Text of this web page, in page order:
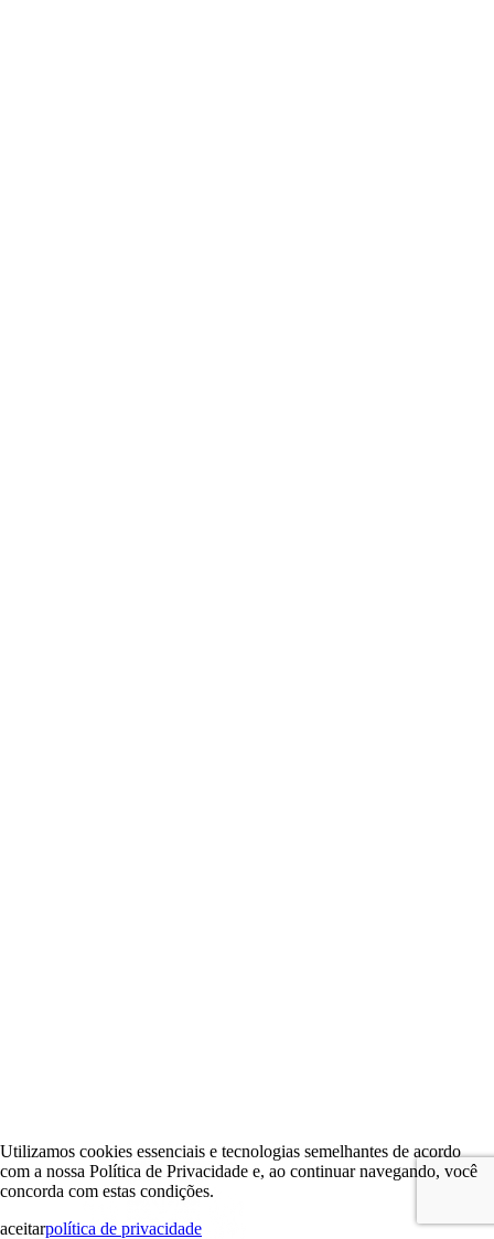
Utilizamos cookies essenciais e tecnologias semelhantes de acordo
com a nossa Política de Privacidade e, ao continuar navegando, você
concorda com estas condições.
aceitarpolítica de privacidade